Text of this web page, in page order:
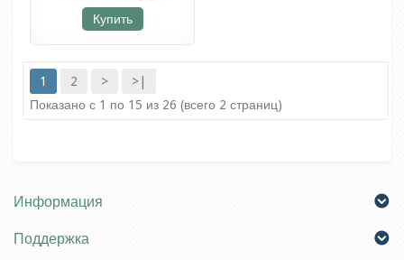
Купить
1 2 >
>|
Показано с 1 по 15 из 26 (всего 2 страниц)
Информация
Поддержка